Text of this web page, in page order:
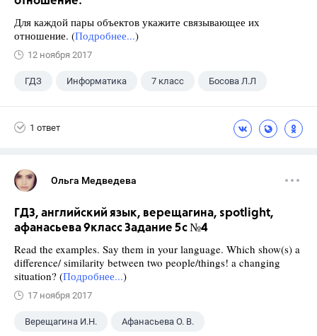
Для каждой пары объектов укажите связывающее их
отношение. (Подробнее...)
12 ноября 2017
ГДЗ Информатика 7 класс Босова Л.Л
1 ответ
Ольга Медведева
ГДЗ, английский язык, верещагина, spotlight,
афанасьева 9класс Задание 5c №4
Read the examples. Say them in your language. Which show(s) a
difference/ similarity between two people/things! a changing
situation? (Подробнее...)
17 ноября 2017
Верещагина И.Н. Афанасьева О. В.